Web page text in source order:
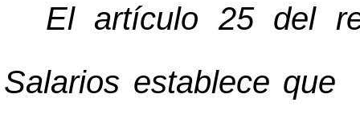
El artículo 25 del
Salarios establece